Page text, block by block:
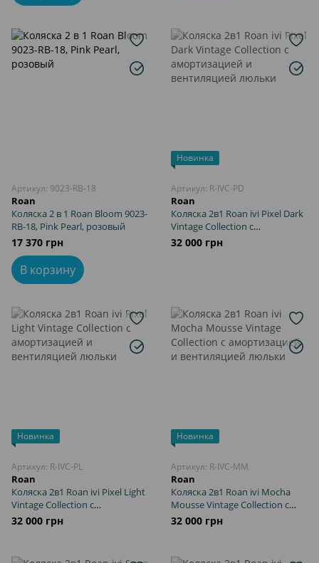
Артикул: 9023-RB-18
Roan
Коляска 2 в 1 Roan Bloom 9023-
RB-18, Pink Pearl, розовый
17 370 грн
В корзину
Новинка
Артикул: R-IVC-PD
Roan
Коляска 2в1 Roan ivi Pixel Dark
Vintage Collection с
амортизацией и вентиляцией
32 000 грн
Новинка
Артикул: R-IVC-PL
Roan
Коляска 2в1 Roan ivi Pixel Light
Vintage Collection с
амортизацией и вентиляцией
32 000 грн
Новинка
Артикул: R-IVC-MM
Roan
Коляска 2в1 Roan ivi Mocha
Mousse Vintage Collection с
амортизацией и вентиляцией
32 000 грн